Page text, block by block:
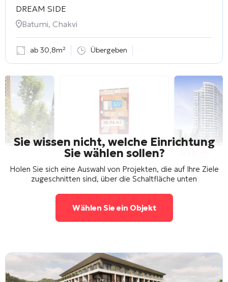
DREAM SIDE
Batumi, Chakvi
ab 30,8m² Übergeben
Sie wissen nicht, welche Einrichtung
Sie wählen sollen?
Holen Sie sich eine Auswahl von Projekten, die auf Ihre Ziele
zugeschnitten sind, über die Schaltfläche unten
Wählen Sie ein Objekt